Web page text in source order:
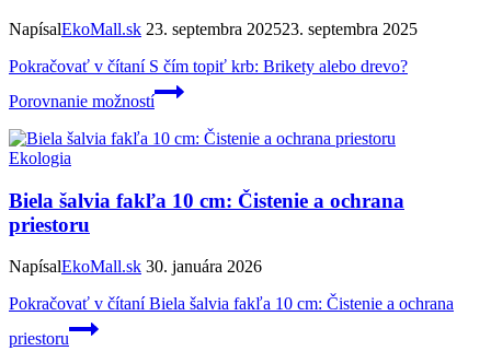
NapísalEkoMall.sk 23. septembra 202523. septembra 2025
Pokračovať v čítaníS čím topiť krb: Brikety alebo drevo?
Porovnanie možností
Ekologia
Biela šalvia fakľa 10 cm: Čistenie a ochrana
priestoru
NapísalEkoMall.sk 30. januára 2026
Pokračovať v čítaníBiela šalvia fakľa 10 cm: Čistenie a ochrana
priestoru